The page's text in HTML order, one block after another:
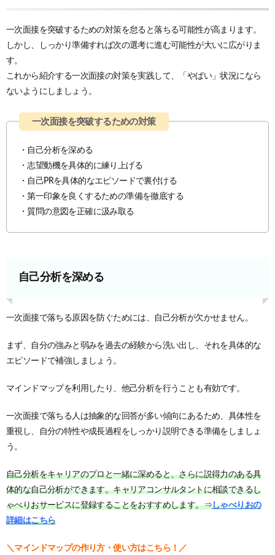
一次面接を突破するための対策を怠ると落ちる可能性が高まります。
しかし、しっかり準備すれば次の選考に進む可能性が大いに広がりま
す。
これから紹介する一次面接の対策を実践して、「やばい」状況になら
ないようにしましょう。
・自己分析を深める
・志望動機を具体的に練り上げる
・自己PRを具体的なエピソードで裏付ける
・第一印象を良くするための準備を徹底する
・質問の意図を正確に汲み取る
自己分析を深める
一次面接で落ちる原因を防ぐためには、自己分析が欠かせません。
まず、自分の強みと弱みを過去の経験から洗い出し、それを具体的な
エピソードで補強しましょう。
マインドマップを利用したり、他己分析を行うことも有効です。
一次面接で落ちる人は抽象的な回答が多い傾向にあるため、具体性を
重視し、自分の特性や成長過程をしっかり説明できる準備をしましょ
う。
自己分析をキャリアのプロと一緒に深めると、さらに説得力のある具
体的な自己分析ができます。キャリアコンサルタントに相談できるし
ゃべりおサービスに登録することをおすすめします。⇒しゃべりおの
詳細はこちら
＼マインドマップの作り方・使い方はこちら！／